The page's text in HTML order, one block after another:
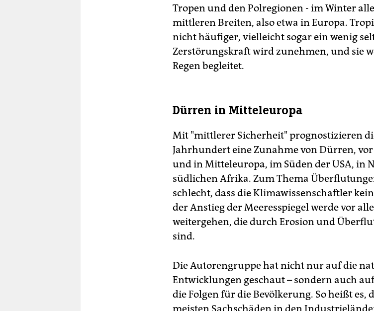
Tropen und den Polregionen - im Winter
mittleren Breiten, also etwa in Europa.
nicht häufiger, vielleicht sogar ein wenig
Zerstörungskraft wird zunehmen, und sie
Regen begleitet.
Dürren in Mitteleuropa
Mit "mittlerer Sicherheit" prognostizieren
Jahrhundert eine Zunahme von Dürren,
und in Mitteleuropa, im Süden der USA, in
südlichen Afrika. Zum Thema
schlecht, dass die Klimawissenschaftler
der Anstieg der Meeresspiegel werde vor
weitergehen, die durch Erosion und
sind.
Die Autorengruppe hat nicht nur auf die
Entwicklungen geschaut – sondern auch
die Folgen für die Bevölkerung. So heißt es,
meisten Sachschäden in den